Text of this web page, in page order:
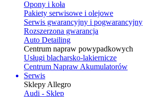
Opony i koła
Pakiety serwisowe i olejowe
Serwis gwarancyjny i pogwarancyjny
Rozszerzona gwarancja
Auto Detailing
Centrum napraw powypadkowych
Usługi blacharsko-lakiernicze
Centrum Napraw Akumulatorów
Serwis
Sklepy Allegro
Audi - Sklep